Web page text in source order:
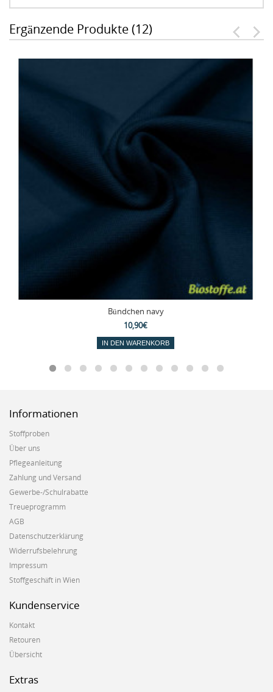
Ergänzende Produkte (12)
Bündchen navy
10,90€
IN DEN WARENKORB
Informationen
Stoffproben
Über uns
Pflegeanleitung
Zahlung und Versand
Gewerbe-/Schulrabatte
Treueprogramm
AGB
Datenschutzerklärung
Widerrufsbelehrung
Impressum
Stoffgeschäft in Wien
Kundenservice
Kontakt
Retouren
Übersicht
Extras